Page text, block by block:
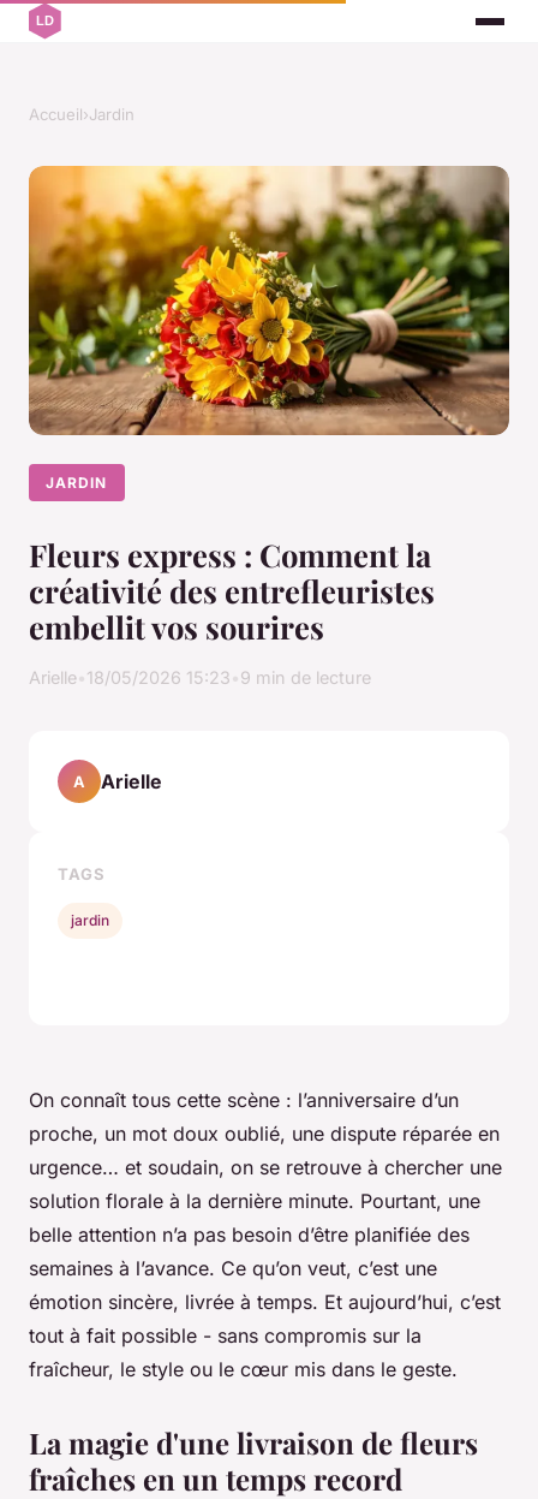
Accueil›Jardin
JARDIN
Fleurs express : Comment la
créativité des entrefleuristes
embellit vos sourires
Arielle 18/05/2026 15:23 9 min de lecture
On connaît tous cette scène : l’anniversaire d’un
proche, un mot doux oublié, une dispute réparée en
urgence… et soudain, on se retrouve à chercher une
solution florale à la dernière minute. Pourtant, une
belle attention n’a pas besoin d’être planifiée des
semaines à l’avance. Ce qu’on veut, c’est une
émotion sincère, livrée à temps. Et aujourd’hui, c’est
tout à fait possible - sans compromis sur la
fraîcheur, le style ou le cœur mis dans le geste.
La magie d'une livraison de fleurs
fraîches en un temps record
A Arielle
TAGS
jardin